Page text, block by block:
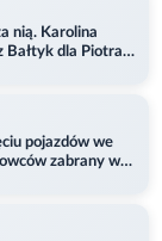
nią. Karolina
Bałtyk dla Piotra.
pojazdów we
zabrany w